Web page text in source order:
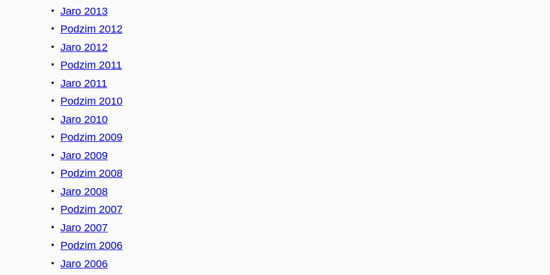
Jaro 2013
Podzim 2012
Jaro 2012
Podzim 2011
Jaro 2011
Podzim 2010
Jaro 2010
Podzim 2009
Jaro 2009
Podzim 2008
Jaro 2008
Podzim 2007
Jaro 2007
Podzim 2006
Jaro 2006